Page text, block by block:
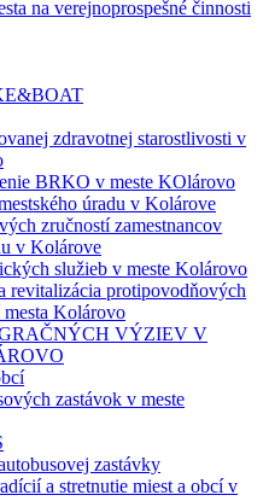
na verejnoprospešné činnosti
zdravotnej starostlivosti v
BRKO v meste KOlárovo
úradu v Kolárove
zručností zamestnancov
v Kolárove
služieb v meste Kolárovo
revitalizácia protipovodňových
Kolárovo
VÝZIEV V
zastávok v meste
zastávky
a stretnutie miest a obcí v